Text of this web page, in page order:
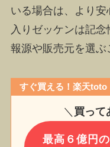
いる場合は、より
入りゼッケンは記
報源や販売元を選ぶ
すぐ買える！楽天toto
＼ 買って
最高６億円